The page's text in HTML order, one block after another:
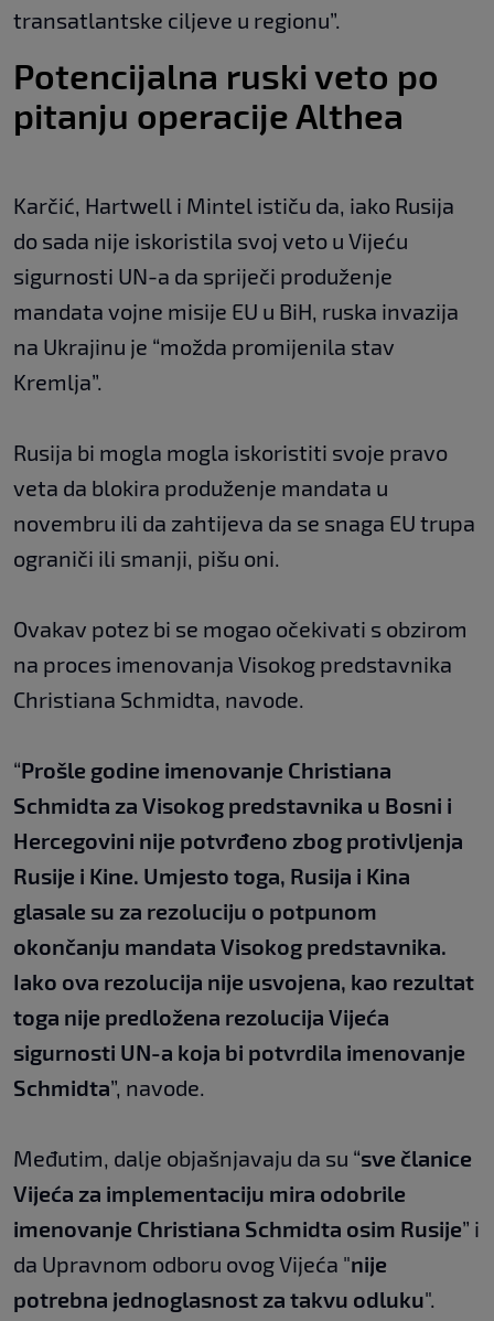
transatlantske ciljeve u regionu”.
Potencijalna ruski veto po
pitanju operacije Althea
Karčić, Hartwell i Mintel ističu da, iako Rusija
do sada nije iskoristila svoj veto u Vijeću
sigurnosti UN-a da spriječi produženje
mandata vojne misije EU u BiH, ruska invazija
na Ukrajinu je “možda promijenila stav
Kremlja”.
Rusija bi mogla mogla iskoristiti svoje pravo
veta da blokira produženje mandata u
novembru ili da zahtijeva da se snaga EU trupa
ograniči ili smanji, pišu oni.
Ovakav potez bi se mogao očekivati s obzirom
na proces imenovanja Visokog predstavnika
Christiana Schmidta, navode.
“Prošle godine imenovanje Christiana
Schmidta za Visokog predstavnika u Bosni i
Hercegovini nije potvrđeno zbog protivljenja
Rusije i Kine. Umjesto toga, Rusija i Kina
glasale su za rezoluciju o potpunom
okončanju mandata Visokog predstavnika.
Iako ova rezolucija nije usvojena, kao rezultat
toga nije predložena rezolucija Vijeća
sigurnosti UN-a koja bi potvrdila imenovanje
Schmidta”, navode.
Međutim, dalje objašnjavaju da su “sve članice
Vijeća za implementaciju mira odobrile
imenovanje Christiana Schmidta osim Rusije” i
da Upravnom odboru ovog Vijeća "nije
potrebna jednoglasnost za takvu odluku".